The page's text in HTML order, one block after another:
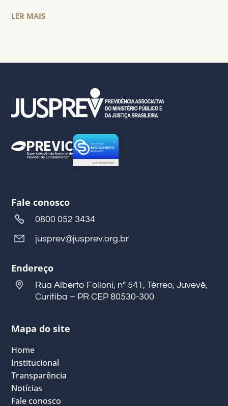
LER MAIS
Fale conosco
0800 052 3434
jusprev@jusprev.org.br
Endereço
Rua Alberto Folloni, nº 541, Térreo, Juvevê,
Curitiba – PR CEP 80530-300
Mapa do site
Home
Institucional
Transparência
Notícias
Fale conosco